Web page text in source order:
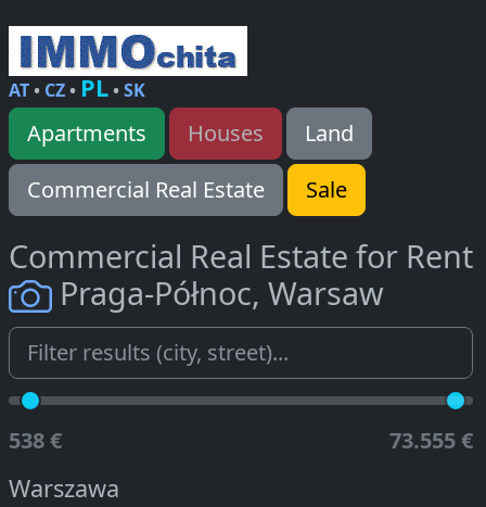
AT• CZ• PL•SK
Apartments Houses
Land
Commercial Real Estate
Sale
Commercial Real Estate for Rent
Praga-Północ, Warsaw
538 € 73.555 €
Warszawa